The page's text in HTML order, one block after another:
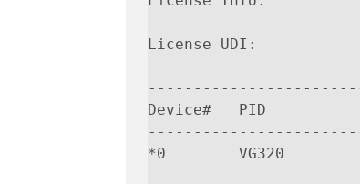
License UDI:
Device#   PID
*0        VG320